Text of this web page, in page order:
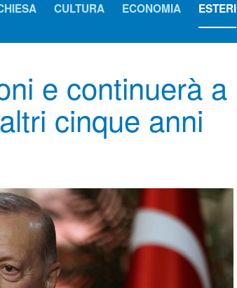
CULTURA ECONOMIA ESTERI
e continuerà a
cinque anni